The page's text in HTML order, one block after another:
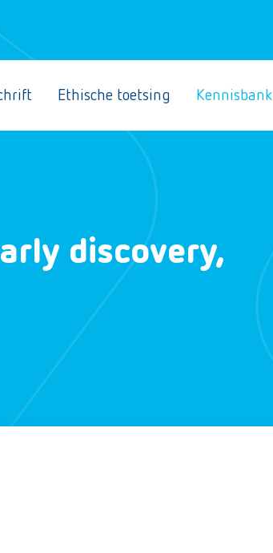
Ethische toetsing Kennisbank
discovery,